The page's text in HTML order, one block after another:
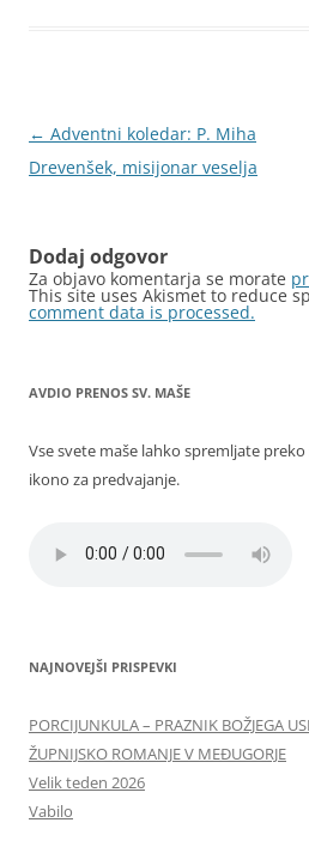
Krmarjenje
po
← Adventni koledar: P. Miha
Drevenšek, misijonar veselja
Dodaj odgovor
Za objavo komentarja se morate
This site uses Akismet to reduce
comment data is processed.
AVDIO PRENOS SV. MAŠE
Vse svete maše lahko spremljate
ikono za predvajanje.
NAJNOVEJŠI PRISPEVKI
PORCIJUNKULA – PRAZNIK BOŽJEGA
ŽUPNIJSKO ROMANJE V MEĐUGORJE
Velik teden 2026
Vabilo